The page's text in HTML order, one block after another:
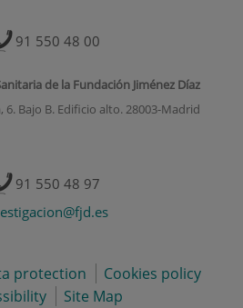
91 550 48 00
de la Fundación Jiménez Díaz
Bajo B. Edificio alto. 28003-Madrid
91 550 48 97
protection
Cookies policy
Site Map